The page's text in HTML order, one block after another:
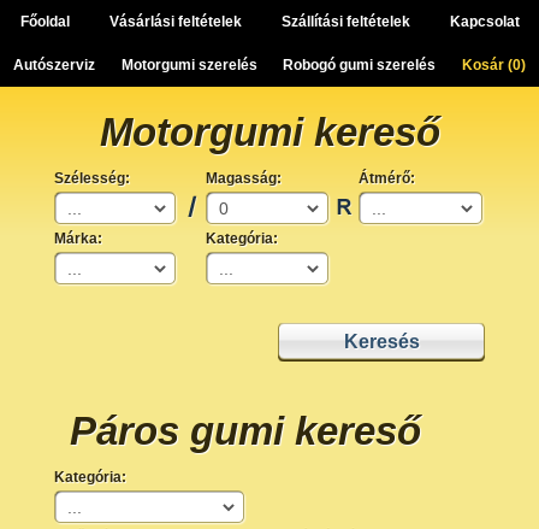
Főoldal Vásárlási feltételek Szállítási feltételek Kapcsolat
Autószerviz Motorgumi szerelés Robogó gumi szerelés Kosár (0)
Motorgumi kereső
Szélesség: Magasság: Átmérő:
Márka: Kategória:
Páros gumi kereső
Kategória: